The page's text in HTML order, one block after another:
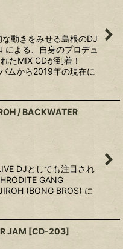
動きをみせる島根のDJ
による、自身のプロデュ
たMIX CDが到着！
ムから2019年の現在に
/ BACKWATER
DJとしても注目され
GANG
(BONG BROS) に
JAM [CD-203]